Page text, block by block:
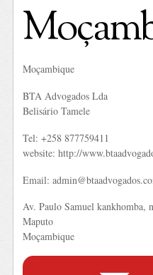
Moçambique
BTA Advogados Lda
Belisário Tamele
Tel: +258 877759411
website: http://
Email:
Av. Paulo Samuel kankhomba,
Maputo
Moçambique